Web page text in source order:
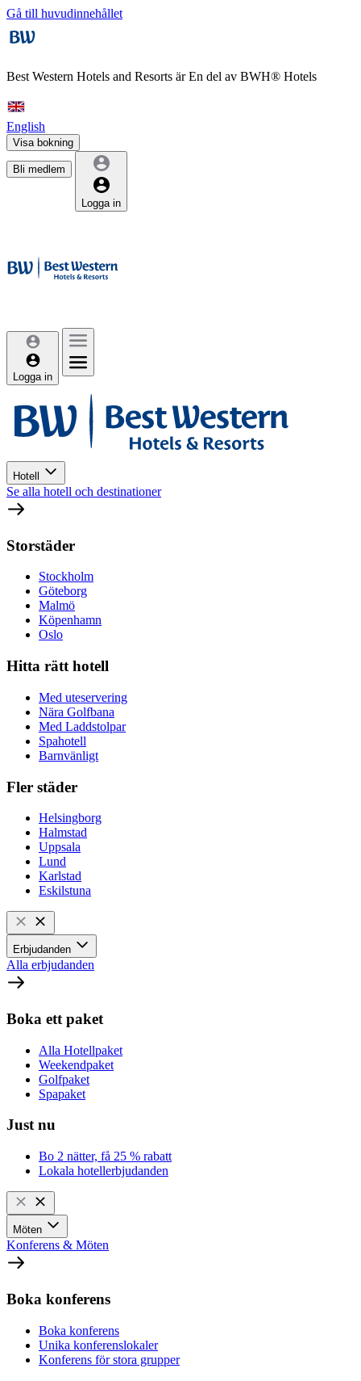
Gå till huvudinnehållet
Best Western Hotels and Resorts ärEn del av BWH® Hotels
English
Visa bokning
Bli medlem
Logga in
Logga in
Hotell
Se alla hotell och destinationer
Storstäder
Stockholm
Göteborg
Malmö
Köpenhamn
Oslo
Hitta rätt hotell
Med uteservering
Nära Golfbana
Med Laddstolpar
Spahotell
Barnvänligt
Fler städer
Helsingborg
Halmstad
Uppsala
Lund
Karlstad
Eskilstuna
Erbjudanden
Alla erbjudanden
Boka ett paket
Alla Hotellpaket
Weekendpaket
Golfpaket
Spapaket
Just nu
Bo 2 nätter, få 25 % rabatt
Lokala hotellerbjudanden
Möten
Konferens & Möten
Boka konferens
Boka konferens
Unika konferenslokaler
Konferens för stora grupper